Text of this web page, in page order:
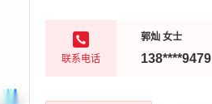
联系电话
郭灿 女士
138****9479